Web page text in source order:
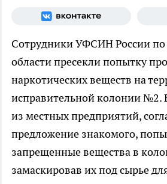
Сотрудники УФСИН России
области пресекли попытку
наркотических веществ на
исправительной колонии №2.
из местных предприятий,
предложение знакомого,
запрещенные вещества в
замаскировав их под сырье